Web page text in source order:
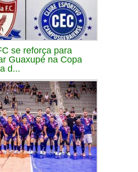
se reforça para
Guaxupé na Copa
d...